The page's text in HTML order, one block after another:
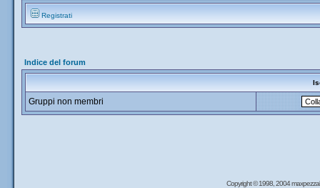
Registrati
Indice del forum
Gruppi non membri
Copyright © 1998, 2004